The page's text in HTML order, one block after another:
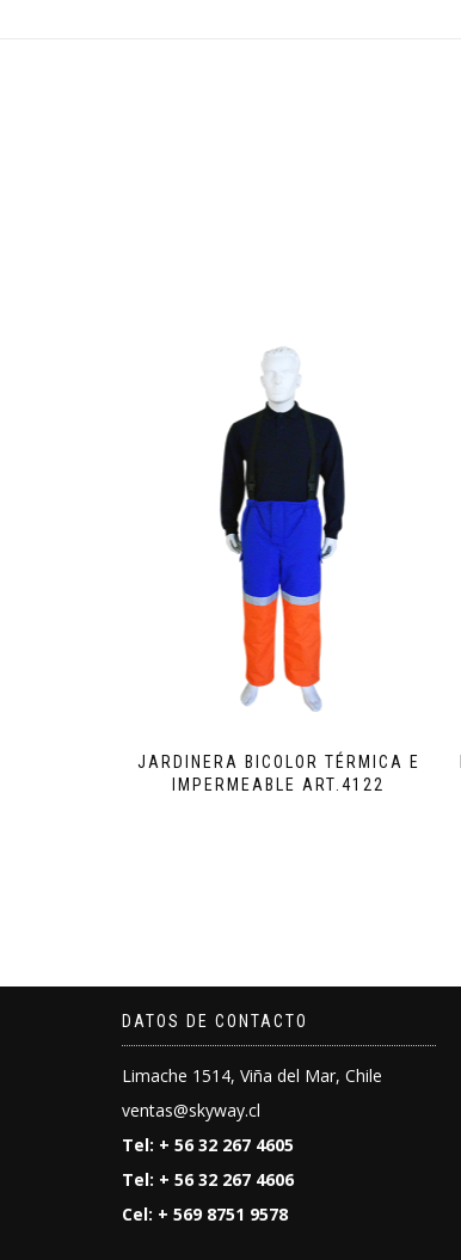
JARDINERA BICOLOR TÉRMICA E
IMPERMEABLE ART.4122
DATOS DE CONTACTO
Limache 1514, Viña del Mar, Chile
ventas@skyway.cl
Tel: + 56 32 267 4605
Tel: + 56 32 267 4606
Cel: + 569 8751 9578